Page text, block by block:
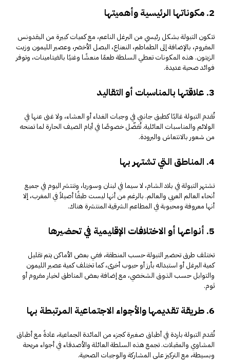
2. مكوناتها الرئيسية وأهميتها
تتكون التبولة بشكل رئيسي من البرغل الناعم، مع كميات كبيرة من البقدونس
المفروم، بالإضافة إلى الطماطم، النعناع، البصل الأخضر، وعصير الليمون وزيت
الزيتون. هذه المكونات تعطي السلطة طعمًا منعشًا وغنيًا بالفيتامينات، وتوفر
فوائد صحية عديدة.
3. علاقتها بالمناسبات أو التقاليد
تُقدم التبولة غالبًا كطبق جانبي في وجبات الغداء أو العشاء، ولا غنى عنها في
الولائم والمناسبات العائلية. تُفضّل خصوصًا في أيام الصيف الحارة لما تمنحه
من شعور بالانتعاش والبرودة.
4. المناطق التي تشتهر بها
تشتهر التبولة في بلاد الشام، لا سيما في لبنان وسوريا، وتنتشر اليوم في جميع
أنحاء العالم العربي والعالم. بالرغم من أنها ليست طبقًا أصيلاً في المغرب، إلا
أنها معروفة ومحبوبة في المطاعم الشرقية المنتشرة هناك.
5. أنواعها أو الاختلافات الإقليمية في تحضيرها
تختلف طرق تحضير التبولة حسب المنطقة، ففي بعض الأماكن يتم تقليل
كمية البرغل أو استبداله بأرز أو حبوب أخرى، كما تختلف كمية عصير الليمون
والتوابل حسب الذوق الشخصي، مع إضافة بعض المناطق لخيار مفروم أو
ثوم.
6. طريقة تقديمها والأجواء الاجتماعية المرتبطة بها
تُقدم التبولة باردة في أطباق صغيرة كجزء من المائدة الجماعية، عادةً مع أطباق
المشاوي والمقبلات. تجمع هذه السلطة العائلة والأصدقاء في أجواء مريحة
وبسيطة، مع التركيز على المشاركة والوجبات الصحية.